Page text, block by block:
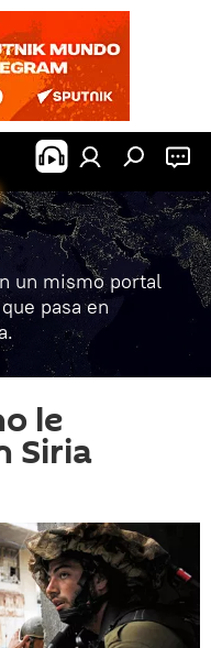
un mismo portal
pasa en
le
Siria